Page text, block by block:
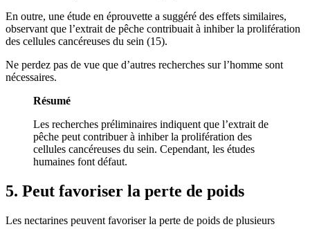
En outre, une étude en éprouvette a suggéré des effets similaires,
observant que l’extrait de pêche contribuait à inhiber la prolifération
des cellules cancéreuses du sein (15).
Ne perdez pas de vue que d’autres recherches sur l’homme sont
nécessaires.
Résumé
Les recherches préliminaires indiquent que l’extrait de
pêche peut contribuer à inhiber la prolifération des
cellules cancéreuses du sein. Cependant, les études
humaines font défaut.
5. Peut favoriser la perte de poids
Les nectarines peuvent favoriser la perte de poids de plusieurs